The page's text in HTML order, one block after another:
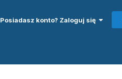
Posiadasz konto? Zaloguj się